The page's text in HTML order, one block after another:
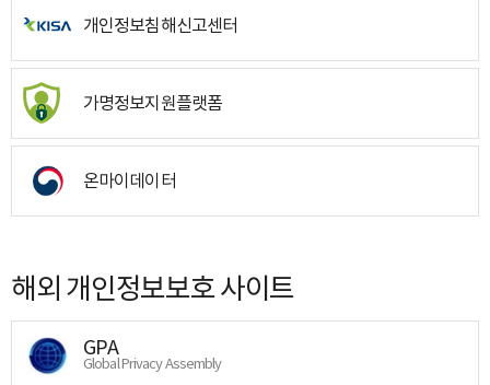
개인정보침해신고센터
가명정보지원플랫폼
온마이데이터
해외 개인정보보호 사이트
GPA
Global Privacy Assembly